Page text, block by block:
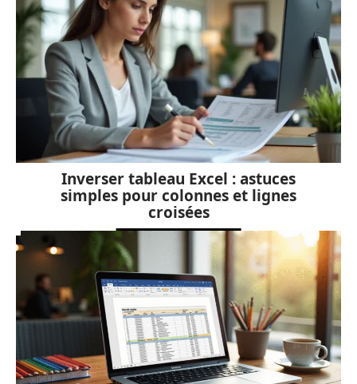
Inverser tableau Excel : astuces
simples pour colonnes et lignes
croisées